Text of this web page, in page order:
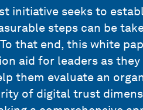
initiative seeks to
steps can be
that end, this white
aid for leaders as
them evaluate an
of digital trust